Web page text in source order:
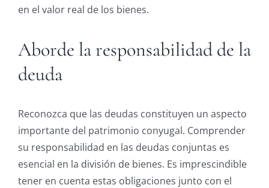
en el valor real de los bienes.
Aborde la responsabilidad de la
deuda
Reconozca que las deudas constituyen un aspecto
importante del patrimonio conyugal. Comprender
su responsabilidad en las deudas conjuntas es
esencial en la división de bienes. Es imprescindible
tener en cuenta estas obligaciones junto con el